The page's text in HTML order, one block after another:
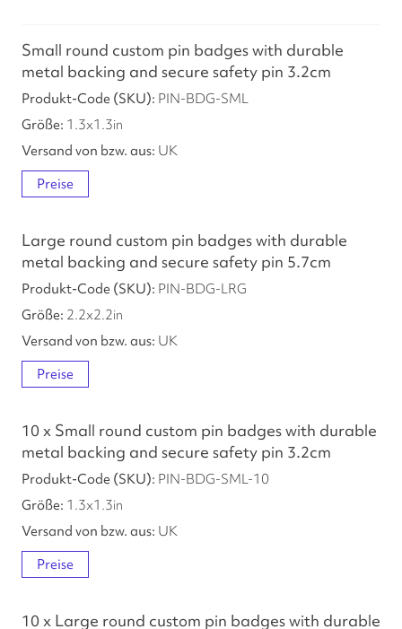
Small round custom pin badges with durable
metal backing and secure safety pin 3.2cm
PIN-BDG-SML
1.3x1.3in
UK
Preise
Large round custom pin badges with durable
metal backing and secure safety pin 5.7cm
PIN-BDG-LRG
2.2x2.2in
UK
Preise
10 x Small round custom pin badges with durable
metal backing and secure safety pin 3.2cm
PIN-BDG-SML-10
1.3x1.3in
UK
Preise
10 x Large round custom pin badges with durable